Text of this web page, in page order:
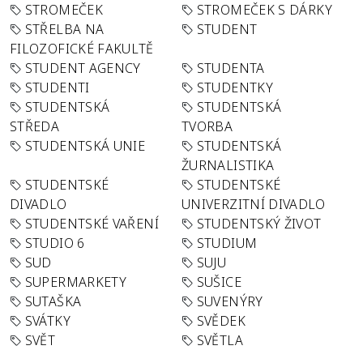
STROMEČEK
STROMEČEK S DÁRKY
STŘELBA NA
FILOZOFICKÉ FAKULTĚ
STUDENT
STUDENT AGENCY
STUDENTA
STUDENTI
STUDENTKY
STUDENTSKÁ
STŘEDA
STUDENTSKÁ
TVORBA
STUDENTSKÁ UNIE
STUDENTSKÁ
ŽURNALISTIKA
STUDENTSKÉ
DIVADLO
STUDENTSKÉ
UNIVERZITNÍ DIVADLO
STUDENTSKÉ VAŘENÍ
STUDENTSKÝ ŽIVOT
STUDIO 6
STUDIUM
SUD
SUJU
SUPERMARKETY
SUŠICE
SUTAŠKA
SUVENÝRY
SVÁTKY
SVĚDEK
SVĚT
SVĚTLA